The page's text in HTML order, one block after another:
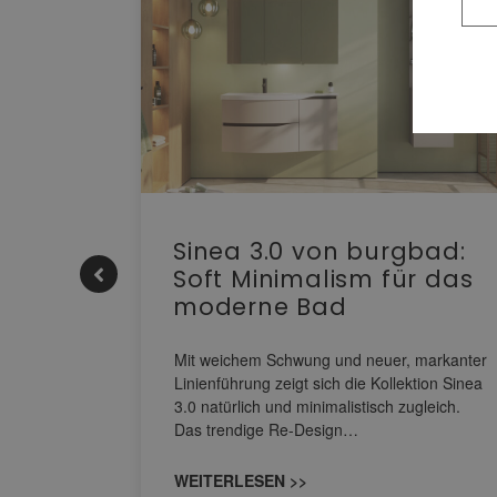
Sinea 3.0 von burgbad:
Soft Minimalism für das
moderne Bad
Mit weichem Schwung und neuer, markanter
Linienführung zeigt sich die Kollektion Sinea
3.0 natürlich und minimalistisch zugleich.
Das trendige Re-Design…
WEITERLESEN >>